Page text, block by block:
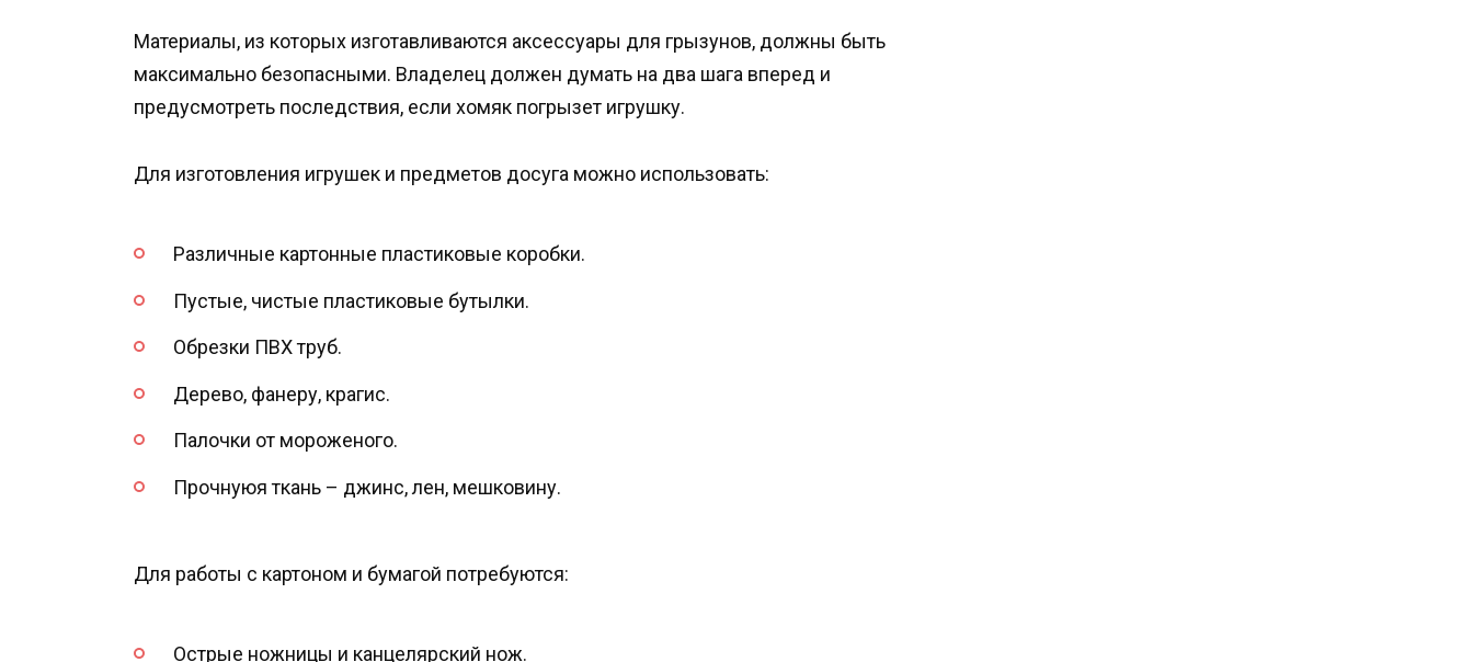
Материалы, из которых изготавливаются аксессуары для грызунов, должны быть
максимально безопасными. Владелец должен думать на два шага вперед и
предусмотреть последствия, если хомяк погрызет игрушку.
Для изготовления игрушек и предметов досуга можно использовать:
Различные картонные пластиковые коробки.
Пустые, чистые пластиковые бутылки.
Обрезки ПВХ труб.
Дерево, фанеру, крагис.
Палочки от мороженого.
Прочнуюя ткань – джинс, лен, мешковину.
Для работы с картоном и бумагой потребуются:
Острые ножницы и канцелярский нож.